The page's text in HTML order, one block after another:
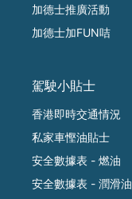
加德士推廣活動
加德士加FUN咭
駕駛小貼士
香港即時交通情況
私家車慳油貼士
安全數據表 - 燃油
安全數據表 - 潤滑油